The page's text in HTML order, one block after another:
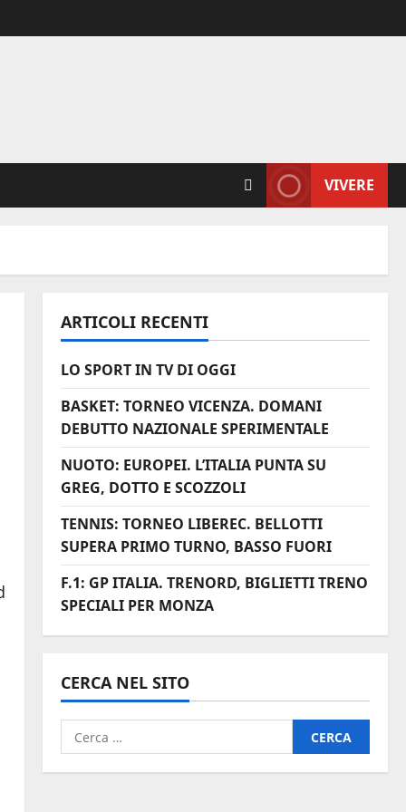
VIVERE
ARTICOLI RECENTI
LO SPORT IN TV DI OGGI
BASKET: TORNEO VICENZA. DOMANI
DEBUTTO NAZIONALE SPERIMENTALE
NUOTO: EUROPEI. L’ITALIA PUNTA SU
GREG, DOTTO E SCOZZOLI
TENNIS: TORNEO LIBEREC. BELLOTTI
SUPERA PRIMO TURNO, BASSO FUORI
F.1: GP ITALIA. TRENORD, BIGLIETTI TRENO
SPECIALI PER MONZA
CERCA NEL SITO
Ricerca
per: